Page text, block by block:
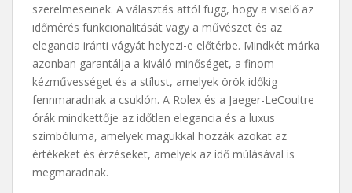
szerelmeseinek. A választás attól függ, hogy a viselő az
időmérés funkcionalitását vagy a művészet és az
elegancia iránti vágyát helyezi-e előtérbe. Mindkét márka
azonban garantálja a kiváló minőséget, a finom
kézművességet és a stílust, amelyek örök időkig
fennmaradnak a csuklón. A Rolex és a Jaeger-LeCoultre
órák mindkettője az időtlen elegancia és a luxus
szimbóluma, amelyek magukkal hozzák azokat az
értékeket és érzéseket, amelyek az idő múlásával is
megmaradnak.